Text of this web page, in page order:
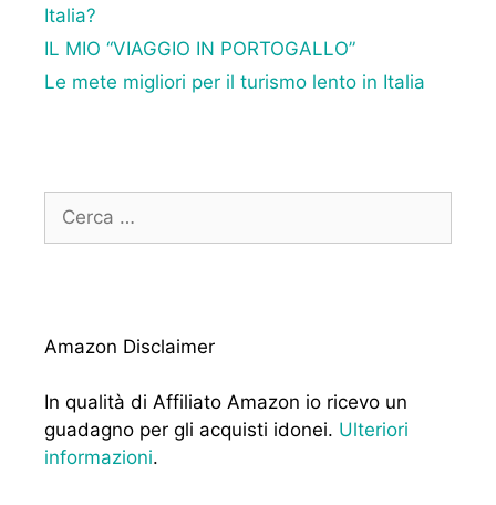
Italia?
IL MIO “VIAGGIO IN PORTOGALLO”
Le mete migliori per il turismo lento in Italia
per:
Amazon Disclaimer
In qualità di Affiliato Amazon io ricevo un
guadagno per gli acquisti idonei. Ulteriori
informazioni.